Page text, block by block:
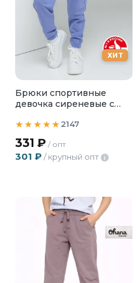
ХИТ
Брюки спортивные
девочка сиреневые с
2147
331 ₽ / опт
301 ₽ / крупный опт i